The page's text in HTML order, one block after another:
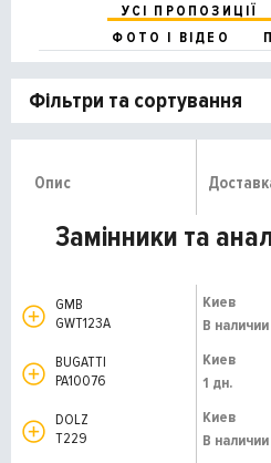
УСІ ПРОПОЗИЦІЇ
ФОТО І ВІДЕО
Фільтри та сортування
Опис
Замінники та
GMB
GWT123A
Киев
В наличии
BUGATTI
PA10076
Киев
1 дн.
DOLZ
T229
Киев
В наличии